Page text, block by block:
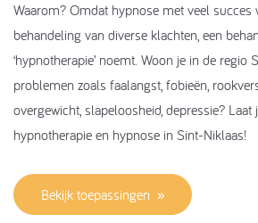
Waarom? Omdat hypnose met veel succes
behandeling van diverse klachten, een
‘hypnotherapie’ noemt. Woon je in de regio
problemen zoals faalangst, fobieën,
overgewicht, slapeloosheid, depressie?
hypnotherapie en hypnose in Sint-Niklaas!
Bekijk toepassingen